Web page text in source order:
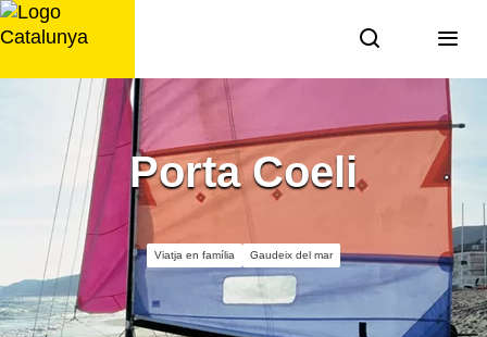
Saltar
al
Porta Coeli
Viatja en família Gaudeix del mar